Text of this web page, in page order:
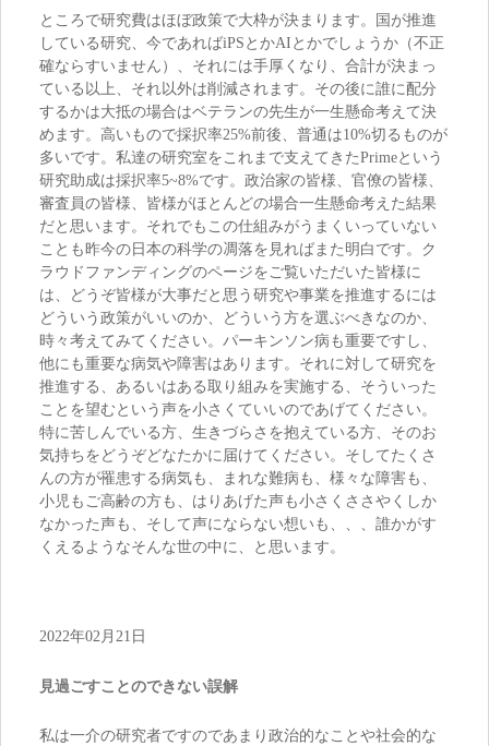
ところで研究費はほぼ政策で大枠が決まります。国が推進
している研究、今であればiPSとかAIとかでしょうか（不正
確ならすいません）、それには手厚くなり、合計が決まっ
ている以上、それ以外は削減されます。その後に誰に配分
するかは大抵の場合はベテランの先生が一生懸命考えて決
めます。高いもので採択率25%前後、普通は10%切るものが
多いです。私達の研究室をこれまで支えてきたPrimeという
研究助成は採択率5~8%です。政治家の皆様、官僚の皆様、
審査員の皆様、皆様がほとんどの場合一生懸命考えた結果
だと思います。それでもこの仕組みがうまくいっていない
ことも昨今の日本の科学の凋落を見ればまた明白です。ク
ラウドファンディングのページをご覧いただいた皆様に
は、どうぞ皆様が大事だと思う研究や事業を推進するには
どういう政策がいいのか、どういう方を選ぶべきなのか、
時々考えてみてください。パーキンソン病も重要ですし、
他にも重要な病気や障害はあります。それに対して研究を
推進する、あるいはある取り組みを実施する、そういった
ことを望むという声を小さくていいのであげてください。
特に苦しんでいる方、生きづらさを抱えている方、そのお
気持ちをどうぞどなたかに届けてください。そしてたくさ
んの方が罹患する病気も、まれな難病も、様々な障害も、
小児もご高齢の方も、はりあげた声も小さくささやくしか
なかった声も、そして声にならない想いも、、、誰かがす
くえるようなそんな世の中に、と思います。
2022年02月21日
見過ごすことのできない誤解
私は一介の研究者ですのであまり政治的なことや社会的な